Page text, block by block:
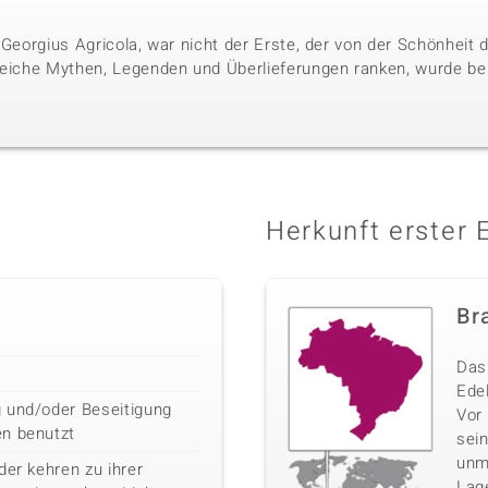
Agricola, war nicht der Erste, der von der
Mythen, Legenden und Überlieferungen ranken, wurde
oder Beseitigung
benutzt
kehren zu ihrer
Herkunft erster